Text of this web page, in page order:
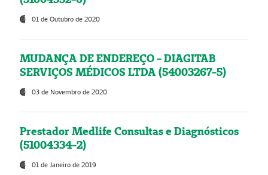
01 de Outubro de 2020
MUDANÇA DE ENDEREÇO - DIAGITAB
SERVIÇOS MÉDICOS LTDA (54003267-5)
03 de Novembro de 2020
Prestador Medlife Consultas e Diagnósticos
(51004334-2)
01 de Janeiro de 2019